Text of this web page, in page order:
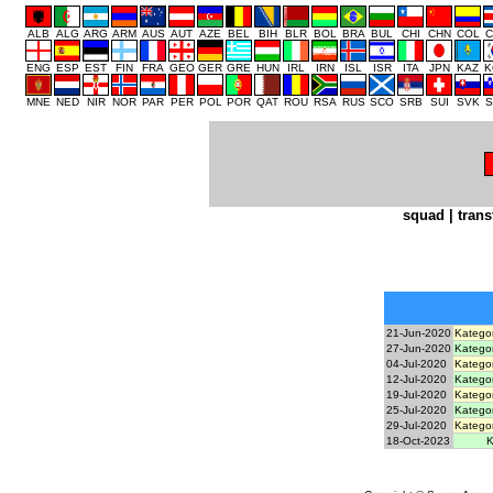
ALB ALG ARG ARM AUS AUT AZE BEL BIH BLR BOL BRA BUL CHI CHN COL
ENG ESP EST FIN FRA GEO GER GRE HUN IRL IRN ISL ISR ITA JPN KAZ
MNE NED NIR NOR PAR PER POL POR QAT ROU RSA RUS SCO SRB SUI SVK
squad
21-Jun-2020
27-Jun-2020
04-Jul-2020
12-Jul-2020
19-Jul-2020
25-Jul-2020
29-Jul-2020
18-Oct-2023